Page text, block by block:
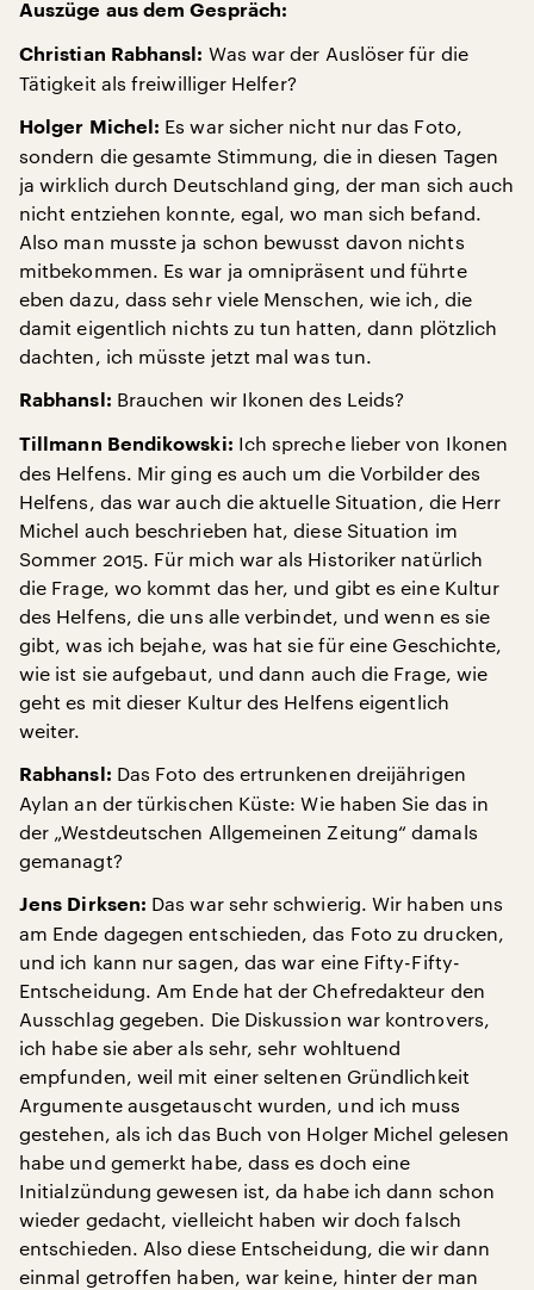
Auszüge aus dem Gespräch:
Christian Rabhansl: Was war der Auslöser für die
Tätigkeit als freiwilliger Helfer?
Holger Michel: Es war sicher nicht nur das Foto,
sondern die gesamte Stimmung, die in diesen Tagen
ja wirklich durch Deutschland ging, der man sich auch
nicht entziehen konnte, egal, wo man sich befand.
Also man musste ja schon bewusst davon nichts
mitbekommen. Es war ja omnipräsent und führte
eben dazu, dass sehr viele Menschen, wie ich, die
damit eigentlich nichts zu tun hatten, dann plötzlich
dachten, ich müsste jetzt mal was tun.
Rabhansl: Brauchen wir Ikonen des Leids?
Tillmann Bendikowski: Ich spreche lieber von Ikonen
des Helfens. Mir ging es auch um die Vorbilder des
Helfens, das war auch die aktuelle Situation, die Herr
Michel auch beschrieben hat, diese Situation im
Sommer 2015. Für mich war als Historiker natürlich
die Frage, wo kommt das her, und gibt es eine Kultur
des Helfens, die uns alle verbindet, und wenn es sie
gibt, was ich bejahe, was hat sie für eine Geschichte,
wie ist sie aufgebaut, und dann auch die Frage, wie
geht es mit dieser Kultur des Helfens eigentlich
weiter.
Rabhansl: Das Foto des ertrunkenen dreijährigen
Aylan an der türkischen Küste: Wie haben Sie das in
der „Westdeutschen Allgemeinen Zeitung“ damals
gemanagt?
Jens Dirksen: Das war sehr schwierig. Wir haben uns
am Ende dagegen entschieden, das Foto zu drucken,
und ich kann nur sagen, das war eine Fifty-Fifty-
Entscheidung. Am Ende hat der Chefredakteur den
Ausschlag gegeben. Die Diskussion war kontrovers,
ich habe sie aber als sehr, sehr wohltuend
empfunden, weil mit einer seltenen Gründlichkeit
Argumente ausgetauscht wurden, und ich muss
gestehen, als ich das Buch von Holger Michel gelesen
habe und gemerkt habe, dass es doch eine
Initialzündung gewesen ist, da habe ich dann schon
wieder gedacht, vielleicht haben wir doch falsch
entschieden. Also diese Entscheidung, die wir dann
einmal getroffen haben, war keine, hinter der man